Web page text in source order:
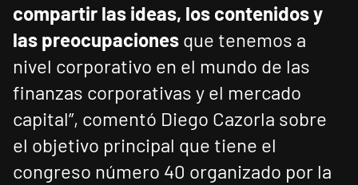
compartir las ideas, los contenidos y
las preocupaciones que tenemos a
nivel corporativo en el mundo de las
finanzas corporativas y el mercado
capital”, comentó Diego Cazorla sobre
el objetivo principal que tiene el
congreso número 40 organizado por la